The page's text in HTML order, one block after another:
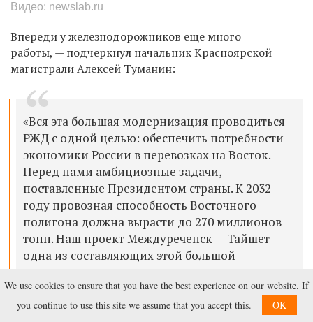
Видео: newslab.ru
Впереди у железнодорожников еще много
работы, — подчеркнул начальник Красноярской
магистрали Алексей Туманин:
«Вся эта большая модернизация проводиться
РЖД с одной целью: обеспечить потребности
экономики России в перевозках на Восток.
Перед нами амбициозные задачи,
поставленные Президентом страны. К 2032
году провозная способность Восточного
полигона должна вырасти до 270 миллионов
тонн. Наш проект Междуреченск— Тайшет—
одна из составляющих этой большой
We use cookies to ensure that you have the best experience on our website. If
you continue to use this site we assume that you accept this.
OK